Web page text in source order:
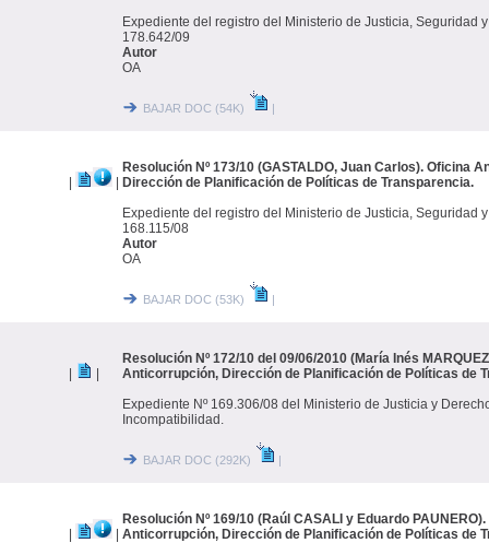
Expediente del registro del Ministerio de Justicia, Seguridad
178.642/09
Autor
OA
BAJAR DOC (54K) |
Resolución Nº 173/10 (GASTALDO, Juan Carlos). Oficina
Dirección de Planificación de Políticas de Transparencia.
Expediente del registro del Ministerio de Justicia, Seguridad
168.115/08
Autor
OA
BAJAR DOC (53K) |
Resolución Nº 172/10 del 09/06/2010 (María Inés
Anticorrupción, Dirección de Planificación de Políticas de
Expediente Nº 169.306/08 del Ministerio de Justicia y
Incompatibilidad.
BAJAR DOC (292K) |
Resolución Nº 169/10 (Raúl CASALI y Eduardo
Anticorrupción, Dirección de Planificación de Políticas de